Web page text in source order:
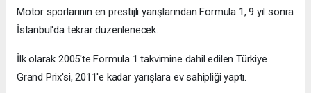
Motor sporlarının en prestijli yarışlarından Formula 1, 9 yıl sonra
İstanbul'da tekrar düzenlenecek.
İlk olarak 2005'te Formula 1 takvimine dahil edilen Türkiye
Grand Prix'si, 2011'e kadar yarışlara ev sahipliği yaptı.